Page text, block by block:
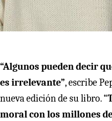
“Algunos pueden decir
es irrelevante”, escribe
nueva edición de su libro. “
moral con los millones